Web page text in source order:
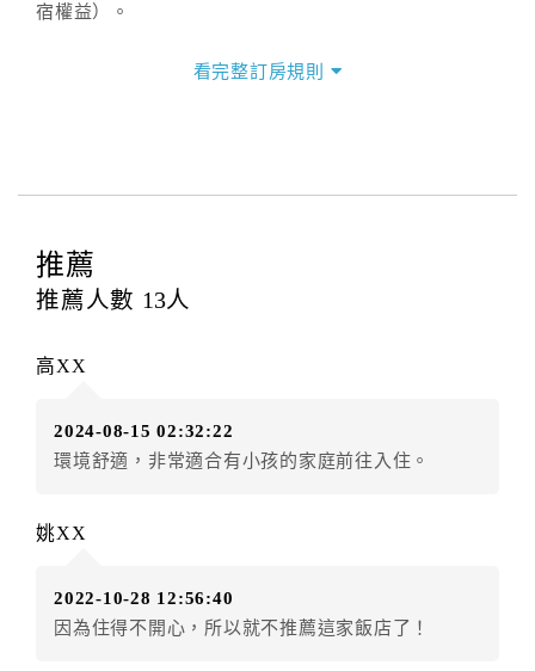
宿權益）。
四、訂單異動
提出申辦不得異動訂單。
每筆訂單異動限定
辦理取消退款。
房者應補足差額。（限原訂飯店）
房者不得要求退其差額。（限原訂飯店）
額3個月
．訂房者使用「保留住宿金額」時，請注意！為避免飯
店客滿，敬請及早計畫，如逾時未提出申辦，視同無條
看完整訂房規則
推薦
推薦人數 13人
高XX
2024-08-15 02:32:22
環境舒適，非常適合有小孩的家庭前往入住。
姚XX
2022-10-28 12:56:40
因為住得不開心，所以就不推薦這家飯店了！